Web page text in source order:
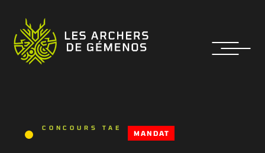
CONCOURS TAE
MANDAT